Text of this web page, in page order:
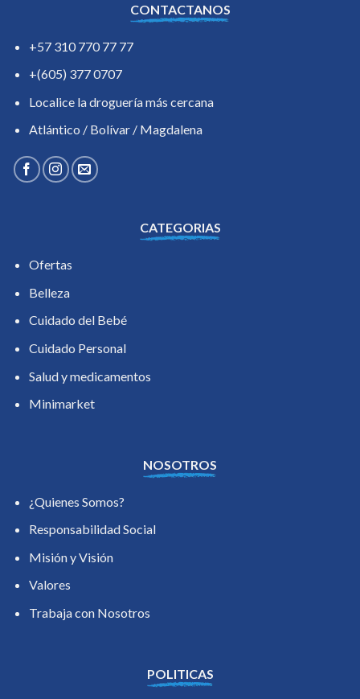
CONTACTANOS
+57 310 770 77 77
+(605) 377 0707
Localice la droguería más cercana
Atlántico / Bolívar / Magdalena
CATEGORIAS
Ofertas
Belleza
Cuidado del Bebé
Cuidado Personal
Salud y medicamentos
Minimarket
NOSOTROS
¿Quienes Somos?
Responsabilidad Social
Misión y Visión
Valores
Trabaja con Nosotros
POLITICAS